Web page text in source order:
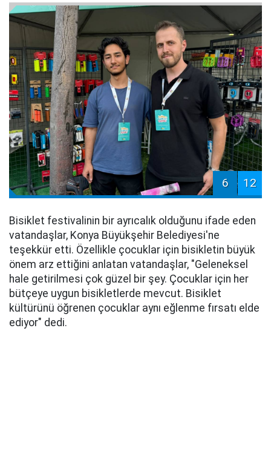
6 12
Bisiklet festivalinin bir ayrıcalık olduğunu ifade eden
vatandaşlar, Konya Büyükşehir Belediyesi'ne
teşekkür etti. Özellikle çocuklar için bisikletin büyük
önem arz ettiğini anlatan vatandaşlar, "Geleneksel
hale getirilmesi çok güzel bir şey. Çocuklar için her
bütçeye uygun bisikletlerde mevcut. Bisiklet
kültürünü öğrenen çocuklar aynı eğlenme fırsatı elde
ediyor" dedi.